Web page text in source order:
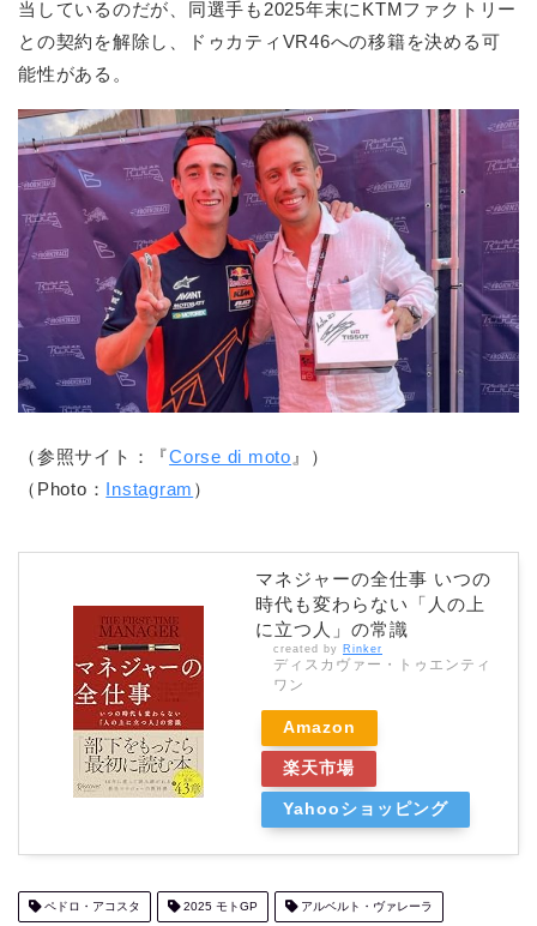
当しているのだが、同選手も2025年末にKTMファクトリー
との契約を解除し、ドゥカティVR46への移籍を決める可
能性がある。
（参照サイト：『Corse di moto 』）
（Photo： Instagram ）
マネジャーの全仕事 いつの
時代も変わらない「人の上
に立つ人」の常識
created by Rinker
ディスカヴァー・トゥエンティ
ワン
Amazon
楽天市場
Yahooショッピング
ペドロ・アコスタ 2025 モトGP アルベルト・ヴァレーラ